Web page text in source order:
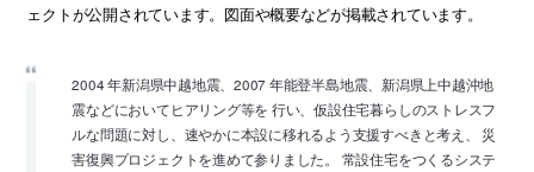
ェクトが公開されています。図面や概要などが掲載されています。
2004 年新潟県中越地震、2007 年能登半島地震、新潟県上中越沖地
震などにおいてヒアリング等を 行い、仮設住宅暮らしのストレスフ
ルな問題に対し、速やかに本設に移れるよう支援すべきと考え、 災
害復興プロジェクトを進めて参りました。 常設住宅をつくるシステ